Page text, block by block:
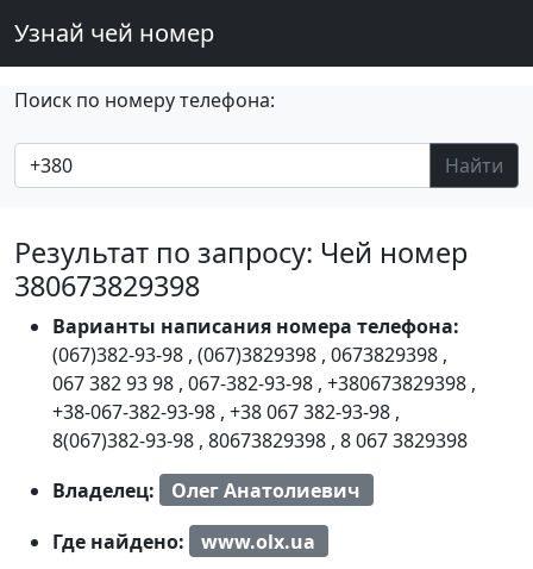
Узнай чей номер
Поиск по номеру телефона:
Найти
Результат по запросу: Чей номер
380673829398
Варианты написания номера телефона:
(067)382-93-98 , (067)3829398 , 0673829398 ,
067 382 93 98 , 067-382-93-98 , +380673829398 ,
+38-067-382-93-98 , +38 067 382-93-98 ,
8(067)382-93-98 , 80673829398 , 8 067 3829398
Владелец:
Олег Анатолиевич
Где найдено:
www.olx.ua